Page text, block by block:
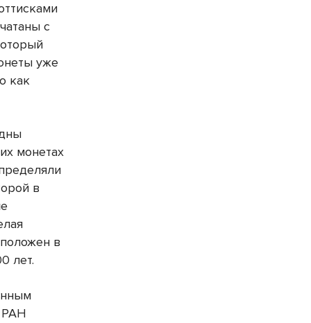
с
уже
как
монетах
в
в
лет.
РАН